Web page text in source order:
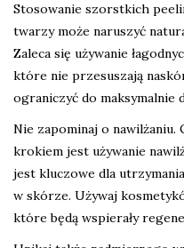
Stosowanie szorstkich
twarzy może naruszyć
Zaleca się używanie
które nie przesuszają
ograniczyć do maksymalnie
Nie zapominaj o
krokiem jest używanie
jest kluczowe dla
w skórze. Używaj
które będą wspierały